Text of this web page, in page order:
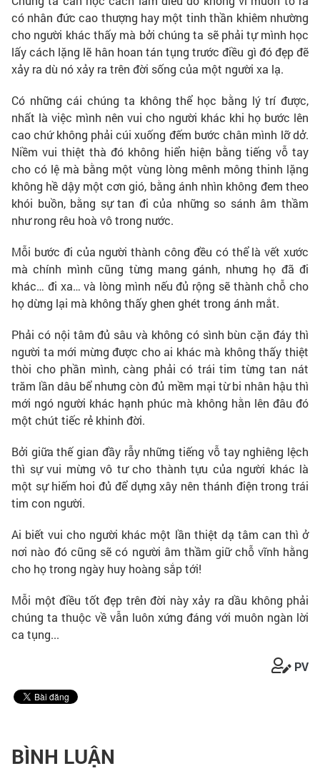
có nhân đức cao thượng hay một tinh thần khiêm nhường
cho người khác thấy mà bởi chúng ta sẽ phải tự mình học
lấy cách lặng lẽ hân hoan tán tụng trước điều gì đó đẹp đẽ
xảy ra dù nó xảy ra trên đời sống của một người xa lạ.
Có những cái chúng ta không thể học bằng lý trí được,
nhất là việc mình nên vui cho người khác khi họ bước lên
cao chứ không phải cúi xuống đếm bước chân mình lỡ dở.
Niềm vui thiệt thà đó không hiển hiện bằng tiếng vỗ tay
cho có lệ mà bằng một vùng lòng mênh mông thinh lặng
không hề dậy một cơn gió, bằng ánh nhìn không đem theo
khói buồn, bằng sự tan đi của những so sánh âm thầm
như rong rêu hoà vô trong nước.
Mỗi bước đi của người thành công đều có thể là vết xước
mà chính mình cũng từng mang gánh, nhưng họ đã đi
khác… đi xa… và lòng mình nếu đủ rộng sẽ thành chỗ cho
họ dừng lại mà không thấy ghen ghét trong ánh mắt.
Phải có nội tâm đủ sâu và không có sình bùn cặn đáy thì
người ta mới mừng được cho ai khác mà không thấy thiệt
thòi cho phần mình, càng phải có trái tim từng tan nát
trăm lần dâu bể nhưng còn đủ mềm mại từ bi nhân hậu thì
mới ngó người khác hạnh phúc mà không hằn lên đâu đó
một chút tiếc rẻ khinh đời.
Bởi giữa thế gian đầy rẫy những tiếng vỗ tay nghiêng lệch
thì sự vui mừng vô tư cho thành tựu của người khác là
một sự hiếm hoi đủ để dựng xây nên thánh điện trong trái
tim con người.
Ai biết vui cho người khác một lần thiệt dạ tâm can thì ở
nơi nào đó cũng sẽ có người âm thầm giữ chỗ vĩnh hằng
cho họ trong ngày huy hoàng sắp tới!
Mỗi một điều tốt đẹp trên đời này xảy ra dầu không phải
chúng ta thuộc về vẫn luôn xứng đáng với muôn ngàn lời
ca tụng...
PV
BÌNH LUẬN